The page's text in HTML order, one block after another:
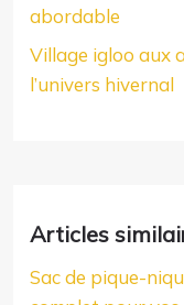
abordable
Village igloo aux
l’univers hivernal
Articles
Sac de pique-